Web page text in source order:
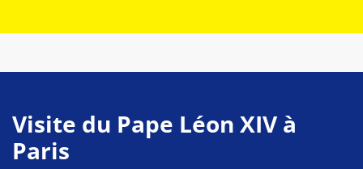
Visite du Pape Léon XIV à
Paris